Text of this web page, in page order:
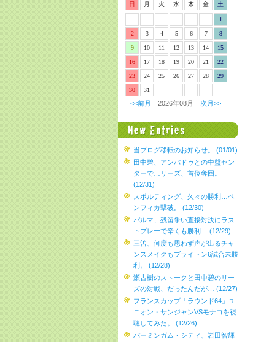
日 月 火 水 木 金 土
1
2 3 4 5 6 7 8
9 10 11 12 13 14 15
16 17 18 19 20 21 22
23 24 25 26 27 28 29
30 31
<<前月 2026年08月 次月>>
当ブログ移転のお知らせ。 (01/01)
田中碧、アンパドゥとの中盤セン
ターで…リーズ、首位奪回。
(12/31)
スポルティング、久々の勝利…ベ
ンフィカ撃破。 (12/30)
パルマ、残留争い直接対決にラス
トプレーで辛くも勝利… (12/29)
三笘、何度も思わず声が出るチャ
ンスメイクもブライトン6試合未勝
利。 (12/28)
瀬古樹のストークと田中碧のリー
ズの対戦、だったんだが… (12/27)
フランスカップ「ラウンド64」ユ
ニオン・サンジャンVSモナコを視
聴してみた。 (12/26)
バーミンガム・シティ、岩田智輝